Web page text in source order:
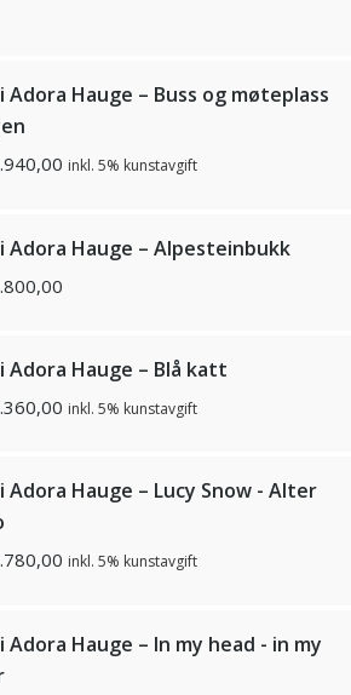
Adora Hauge – Buss og møteplass
inkl. 5% kunstavgift
Adora Hauge – Alpesteinbukk
Adora Hauge – Blå katt
inkl. 5% kunstavgift
Adora Hauge – Lucy Snow - Alter
inkl. 5% kunstavgift
Adora Hauge – In my head - in my